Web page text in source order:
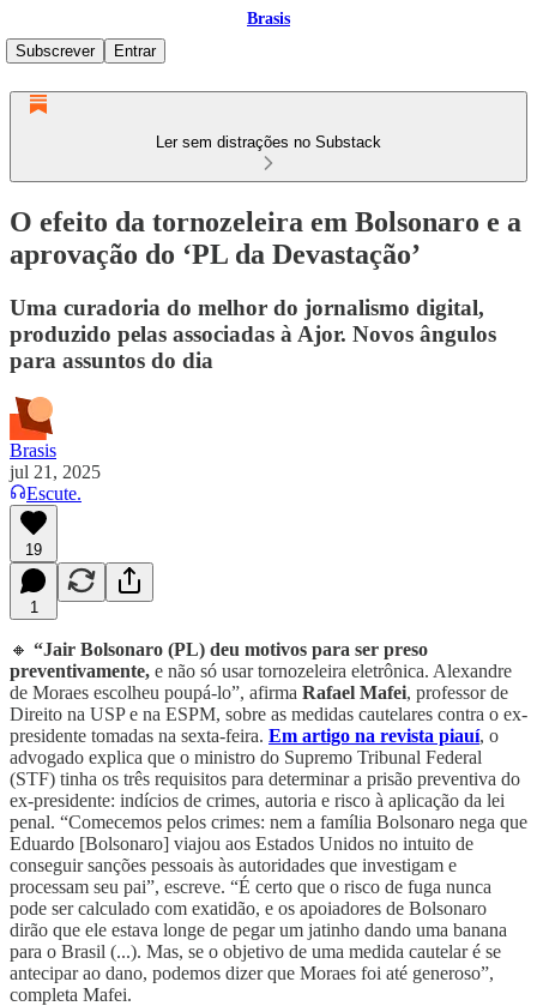
Brasis
Subscrever
Entrar
Ler sem distrações no Substack
O efeito da tornozeleira em Bolsonaro e a
aprovação do ‘PL da Devastação’
Uma curadoria do melhor do jornalismo digital,
produzido pelas associadas à Ajor. Novos ângulos
para assuntos do dia
Brasis
jul 21, 2025
Escute.
19
1
🔸 “Jair Bolsonaro (PL) deu motivos para ser preso
preventivamente, e não só usar tornozeleira eletrônica. Alexandre
de Moraes escolheu poupá-lo”, afirma Rafael Mafei, professor de
Direito na USP e na ESPM, sobre as medidas cautelares contra o ex-
presidente tomadas na sexta-feira. Em artigo na revista piauí, o
advogado explica que o ministro do Supremo Tribunal Federal
(STF) tinha os três requisitos para determinar a prisão preventiva do
ex-presidente: indícios de crimes, autoria e risco à aplicação da lei
penal. “Comecemos pelos crimes: nem a família Bolsonaro nega que
Eduardo [Bolsonaro] viajou aos Estados Unidos no intuito de
conseguir sanções pessoais às autoridades que investigam e
processam seu pai”, escreve. “É certo que o risco de fuga nunca
pode ser calculado com exatidão, e os apoiadores de Bolsonaro
dirão que ele estava longe de pegar um jatinho dando uma banana
para o Brasil (...). Mas, se o objetivo de uma medida cautelar é se
antecipar ao dano, podemos dizer que Moraes foi até generoso”,
completa Mafei.